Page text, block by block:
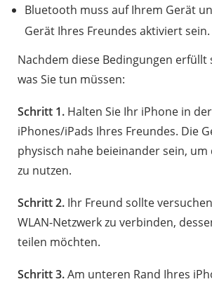
Bluetooth muss auf Ihrem Gerät
Gerät Ihres Freundes aktiviert sein.
Nachdem diese Bedingungen erfüllt
was Sie tun müssen:
Schritt 1. Halten Sie Ihr iPhone in
iPhones/iPads Ihres Freundes. Die
physisch nahe beieinander sein, um
zu nutzen.
Schritt 2. Ihr Freund sollte
WLAN-Netzwerk zu verbinden,
teilen möchten.
Schritt 3.Am unteren Rand Ihres